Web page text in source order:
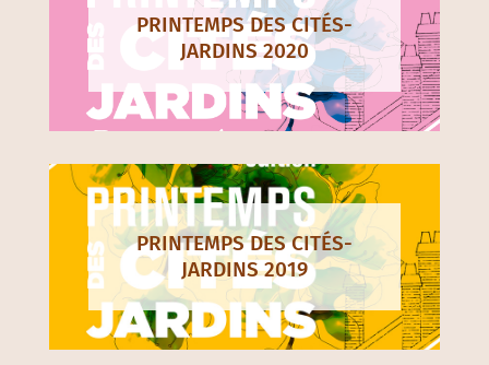
PRINTEMPS DES CITÉS-
JARDINS 2020
PRINTEMPS DES CITÉS-
JARDINS 2019